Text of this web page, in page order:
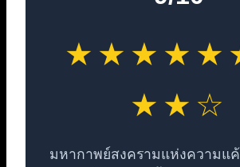
★★☆
มหากาพย์สงครามแห่งความแ